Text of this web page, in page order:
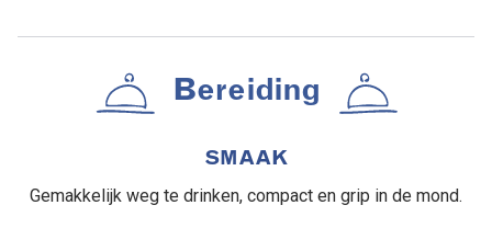
Bereiding
SMAAK
Gemakkelijk weg te drinken, compact en grip in de mond.